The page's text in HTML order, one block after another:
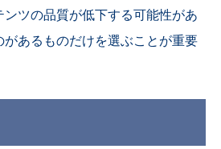
ツの品質が低下する可能性があ
あるものだけを選ぶことが重要